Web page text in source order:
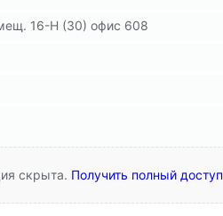
16-Н (30) офис 608
скрыта. Получить полный доступ